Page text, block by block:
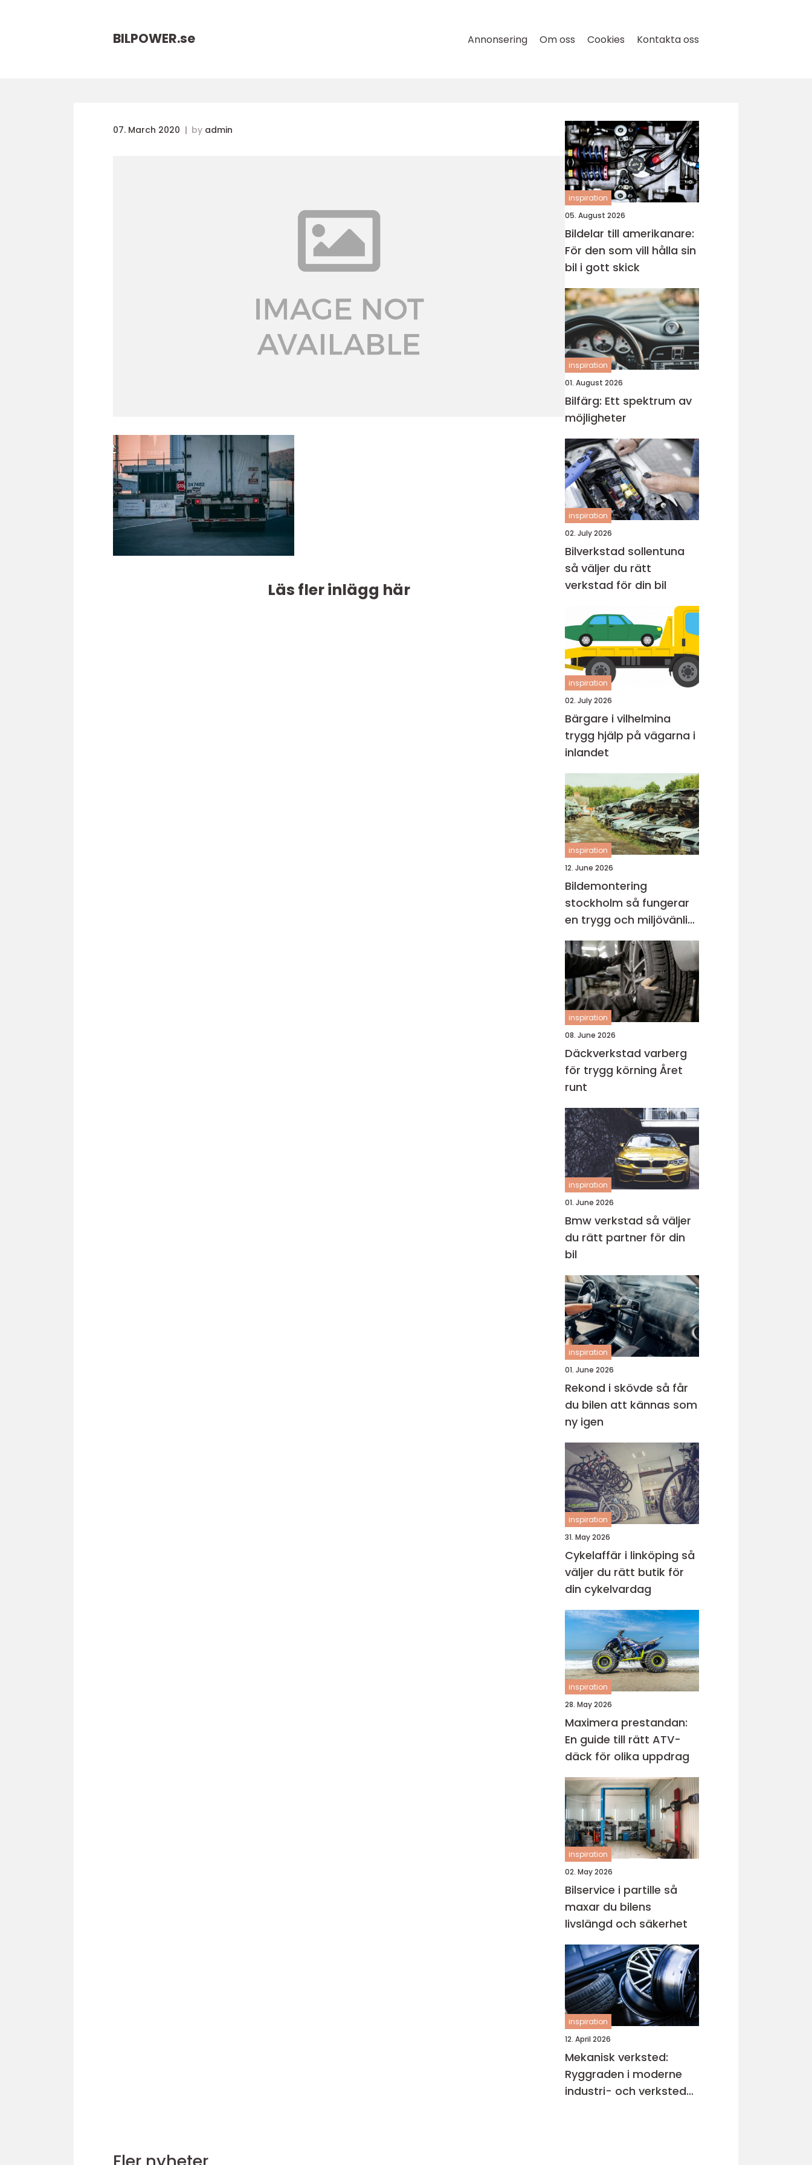
BILPOWER.se Annonsering Om oss Cookies Kontakta oss
07. March 2020 by admin
Läs fler inlägg här
inspiration
05. August 2026
Bildelar till amerikanare:
För den som vill hålla sin
bil i gott skick
inspiration
01. August 2026
Bilfärg: Ett spektrum av
möjligheter
inspiration
02. July 2026
Bilverkstad sollentuna
så väljer du rätt
verkstad för din bil
inspiration
02. July 2026
Bärgare i vilhelmina
trygg hjälp på vägarna i
inlandet
inspiration
12. June 2026
Bildemontering
stockholm så fungerar
en trygg och miljövänlig
bilskrot
inspiration
08. June 2026
Däckverkstad varberg
för trygg körning Året
runt
inspiration
01. June 2026
Bmw verkstad så väljer
du rätt partner för din
bil
inspiration
01. June 2026
Rekond i skövde så får
du bilen att kännas som
ny igen
inspiration
31. May 2026
Cykelaffär i linköping så
väljer du rätt butik för
din cykelvardag
inspiration
28. May 2026
Maximera prestandan:
En guide till rätt ATV-
däck för olika uppdrag
inspiration
02. May 2026
Bilservice i partille så
maxar du bilens
livslängd och säkerhet
inspiration
12. April 2026
Mekanisk verksted:
Ryggraden i moderne
industri- och verksted-